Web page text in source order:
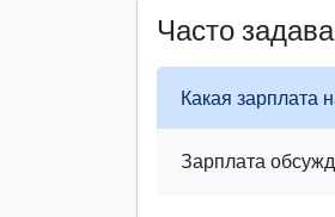
Часто
Какая зарплата
Зарплата